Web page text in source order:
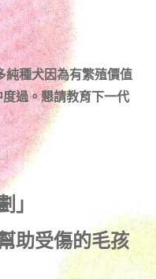
純種犬因為有繁殖價值
過。懇請教育下一代
」
助受傷的毛孩